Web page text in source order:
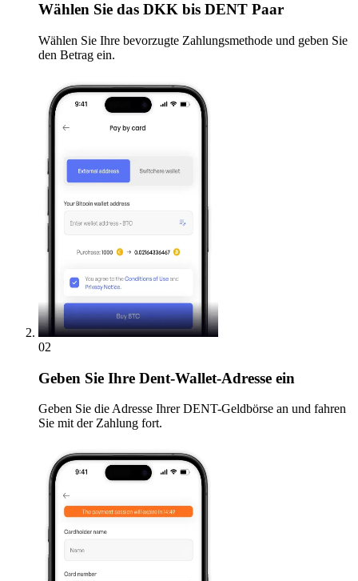
Wählen Sie das DKK bis DENT Paar
Wählen Sie Ihre bevorzugte Zahlungsmethode und geben Sie
den Betrag ein.
02
Geben Sie Ihre Dent-Wallet-Adresse ein
Geben Sie die Adresse Ihrer DENT-Geldbörse an und fahren
Sie mit der Zahlung fort.